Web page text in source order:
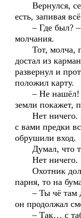
Вернулся, сел
есть, запивая
– Где был? –
молчания.
Тот, молча,
достал из
развернул и
положил карту.
– Не нашёл!
земли покажет,
Нет ничего.
с вами предки
обрушили вход.
Думал, что
Нет ничего.
Охотник
парня, то на
– Ты чё там
он продолжал
– Так… с